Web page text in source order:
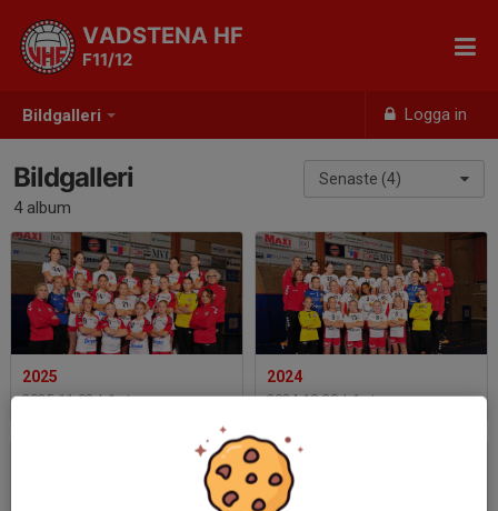
Bildgalleri Logga in
VADSTENA HF
F11/12
Senaste (4)
Bildgalleri
4 album
2025
2025-11-02 | 1 st
2024
2024-10-30 | 1 st